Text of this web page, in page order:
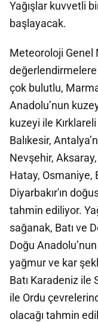
Yağışlar kuvvetli
başlayacak.
Meteoroloji Genel
değerlendirmelere
çok bulutlu,
Anadolu’nun
kuzeyi ile
Balıkesir,
Nevşehir,
Hatay, Osmaniye,
Diyarbakır'ın
tahmin ediliyor.
sağanak, Batı ve
Doğu
yağmur ve kar
Batı Karadeniz ile
ile Ordu
olacağı tahmin